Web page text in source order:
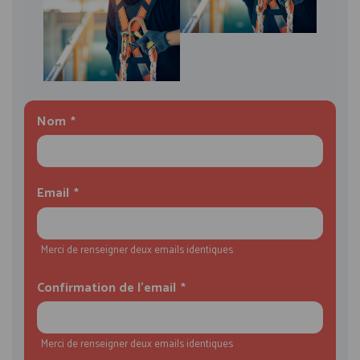
Nom
Email
Merci de renseigner deux emails identiques
Confirmation de l'email
Merci de renseigner deux emails identiques